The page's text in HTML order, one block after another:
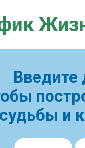
Введите
и